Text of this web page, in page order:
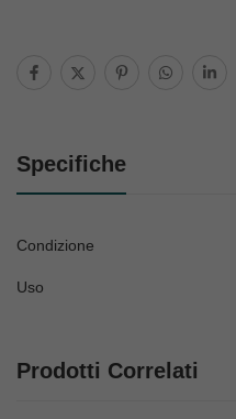
Specifiche
Condizione
Uso
Prodotti Correlati